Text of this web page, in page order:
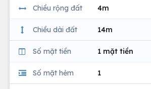
Chiều rộng đất 4m
Chiều dài đất 14m
Số mặt tiền 1 mặt tiền
Số mặt hẻm 1